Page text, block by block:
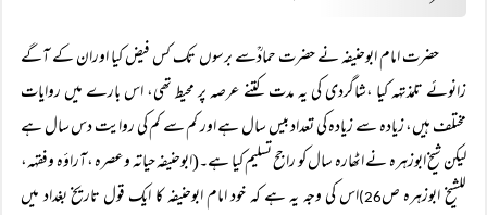
حضرت امام ابوحنیفہ نے حضرت حمادؒسے برسوں تک کس فیض کیا اوران کے آگے
زانوئے تلمذتہہ کیا ،شاگردی کی یہ مدت کتنے عرصہ پر محیط تھی، اس بارے میں روایات
مختلف ہیں، زیادہ سے زیادہ کی تعداد بیس سال ہے اور کم سے کم کی روایت دس سال ہے
لیکن شیخ ابوزہرہ نے اٹھارہ سال کو راجح تسلیم کیا ہے۔(ابوحنیفہ حیاتہ وعصرہ ،آراؤہ وفقہہ،
للشیخ ابوزہرہ ص26) اس کی وجہ یہ ہے کہ خود امام ابوحنیفہ کا ایک قول تاریخ بغداد میں